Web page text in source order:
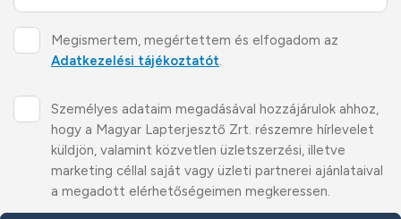
Megismertem, megértettem és elfogadom az
Adatkezelési tájékoztatót.
Személyes adataim megadásával hozzájárulok ahhoz,
hogy a Magyar Lapterjesztő Zrt. részemre hírlevelet
küldjön, valamint közvetlen üzletszerzési, illetve
marketing céllal saját vagy üzleti partnerei ajánlataival
a megadott elérhetőségeimen megkeressen.